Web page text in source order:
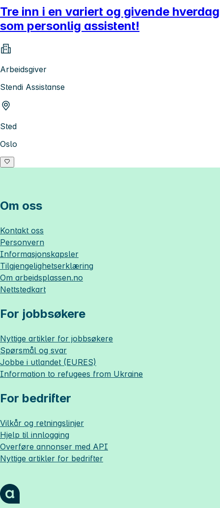
Tre inn i en variert og givende hverdag
som personlig assistent!
Arbeidsgiver
Stendi Assistanse
Sted
Oslo
Om oss
Kontakt oss
Personvern
Informasjonskapsler
Tilgjengelighetserklæring
Om arbeidsplassen.no
Nettstedkart
For jobbsøkere
Nyttige artikler for jobbsøkere
Spørsmål og svar
Jobbe i utlandet (EURES)
Information to refugees from Ukraine
For bedrifter
Vilkår og retningslinjer
Hjelp til innlogging
Overføre annonser med API
Nyttige artikler for bedrifter